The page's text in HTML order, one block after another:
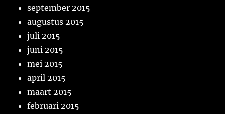
september 2015
augustus 2015
juli 2015
juni 2015
mei 2015
april 2015
maart 2015
februari 2015